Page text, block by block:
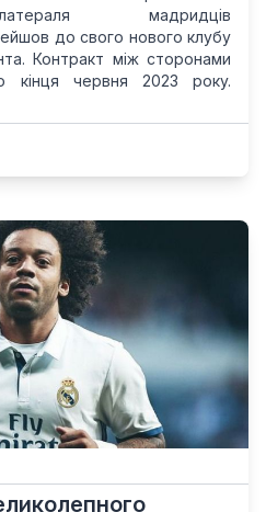
мадридців
до свого нового клубу
Контракт між сторонами
кінця червня 2023 року.